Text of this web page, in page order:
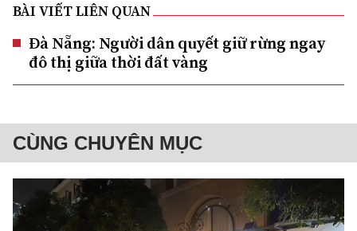
BÀI VIẾT LIÊN QUAN
Đà Nẵng: Người dân quyết giữ rừng ngay
đô thị giữa thời đất vàng
CÙNG CHUYÊN MỤC